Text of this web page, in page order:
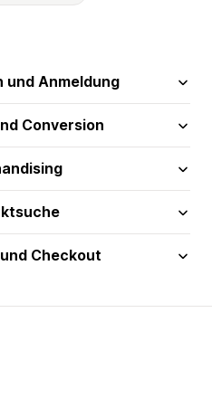
und Anmeldung
Conversion
Checkout